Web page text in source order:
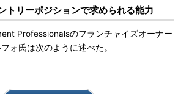
トリーポジションで求められる能力
Professionalsのフランチャイズオーナー
ォ氏は次のように述べた。